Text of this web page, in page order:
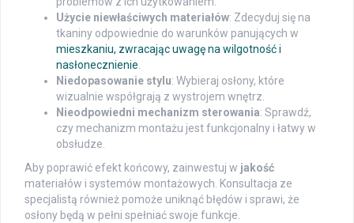
Użycie niewłaściwych materiałów: Zdecyduj się na
tkaniny odpowiednie do warunków panujących w
mieszkaniu, zwracając uwagę na wilgotność i
nasłonecznienie
Niedopasowanie stylu: Wybieraj osłony, które
wizualnie współgrają z wystrojem wnętrz.
Nieodpowiedni mechanizm sterowania: Sprawdź,
czy mechanizm montażu jest funkcjonalny i łatwy w
obsłudze.
Aby poprawić efekt końcowy, zainwestuj w jakość
materiałów i systemów montażowych. Konsultacja ze
specjalistą również pomoże uniknąć błędów i sprawi, że
osłony będą w pełni spełniać swoje funkcje.